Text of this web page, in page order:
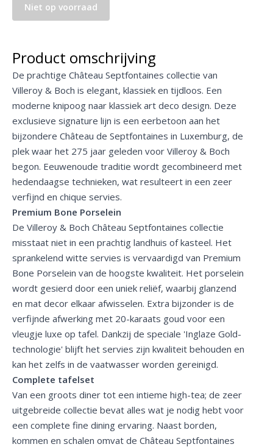
Niet op voorraad
Product omschrijving
De prachtige Château Septfontaines collectie van
Villeroy & Boch is elegant, klassiek en tijdloos. Een
moderne knipoog naar klassiek art deco design. Deze
exclusieve signature lijn is een eerbetoon aan het
bijzondere Château de Septfontaines in Luxemburg, de
plek waar het 275 jaar geleden voor Villeroy & Boch
begon. Eeuwenoude traditie wordt gecombineerd met
hedendaagse technieken, wat resulteert in een zeer
verfijnd en chique servies.
Premium Bone Porselein
De Villeroy & Boch Château Septfontaines collectie
misstaat niet in een prachtig landhuis of kasteel. Het
sprankelend witte servies is vervaardigd van Premium
Bone Porselein van de hoogste kwaliteit. Het porselein
wordt gesierd door een uniek reliëf, waarbij glanzend
en mat decor elkaar afwisselen. Extra bijzonder is de
verfijnde afwerking met 20-karaats goud voor een
vleugje luxe op tafel. Dankzij de speciale 'Inglaze Gold-
technologie' blijft het servies zijn kwaliteit behouden en
kan het zelfs in de vaatwasser worden gereinigd.
Complete tafelset
Van een groots diner tot een intieme high-tea; de zeer
uitgebreide collectie bevat alles wat je nodig hebt voor
een complete fine dining ervaring. Naast borden,
kommen en schalen omvat de Château Septfontaines